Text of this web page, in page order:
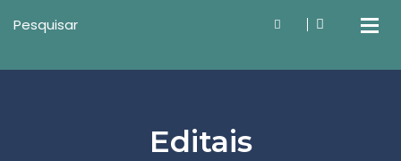
Editais